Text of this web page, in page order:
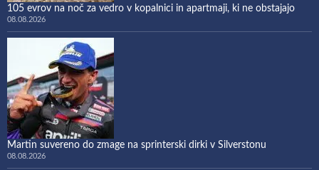
105 evrov na noč za vedro v kopalnici in apartmaji, ki ne obstajajo
08.08.2026
Martin suvereno do zmage na sprinterski dirki v Silverstonu
08.08.2026